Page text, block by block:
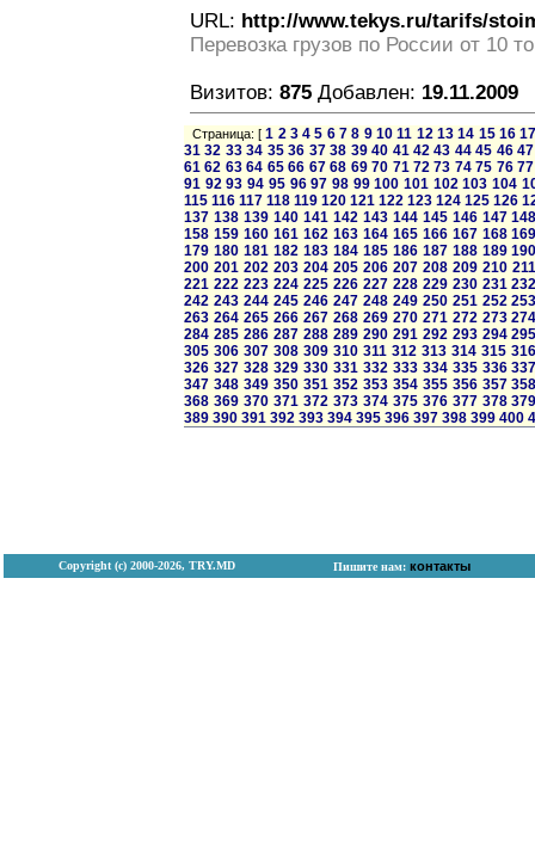
URL: http://www.tekys.ru/tarifs/
Перевозка грузов по России от 10
Визитов: 875 Добавлен: 19.11.2009
Страница: [1 2 3 4 5 6 7 8 9 10 11 12 13 14 15 16
31 32 33 34 35 36 37 38 39 40 41 42 43 44 45 46 47
61 62 63 64 65 66 67 68 69 70 71 72 73 74 75 76 77
91 92 93 94 95 96 97 98 99 100 101 102 103 104
115 116 117 118 119 120 121 122 123 124 125 126
137 138 139 140 141 142 143 144 145 146 147
158 159 160 161 162 163 164 165 166 167 168
179 180 181 182 183 184 185 186 187 188 189
200 201 202 203 204 205 206 207 208 209 210 211
221 222 223 224 225 226 227 228 229 230 231
242 243 244 245 246 247 248 249 250 251 252
263 264 265 266 267 268 269 270 271 272 273
284 285 286 287 288 289 290 291 292 293 294
305 306 307 308 309 310 311 312 313 314 315 316
326 327 328 329 330 331 332 333 334 335 336
347 348 349 350 351 352 353 354 355 356 357
368 369 370 371 372 373 374 375 376 377 378
389 390 391 392 393 394 395 396 397 398 399 400
Copyright (с) 2000-2026, TRY.MD Пишите нам: контакты